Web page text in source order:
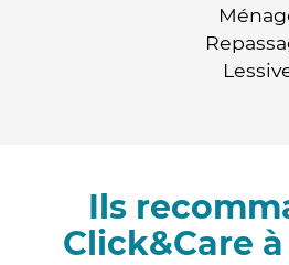
Ils
Click&Care